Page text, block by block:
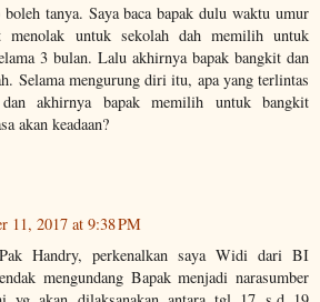
tanya. Saya baca bapak dulu waktu umur
menolak untuk sekolah dah memilih untuk
3 bulan. Lalu akhirnya bapak bangkit dan
Selama mengurung diri itu, apa yang terlintas
akhirnya bapak memilih untuk bangkit
akan keadaan?
11, 2017 at 9:38 PM
Handry, perkenalkan saya Widi dari BI
mengundang Bapak menjadi narasumber